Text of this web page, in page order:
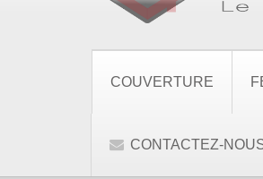
COUVERTURE
CONTACTEZ-